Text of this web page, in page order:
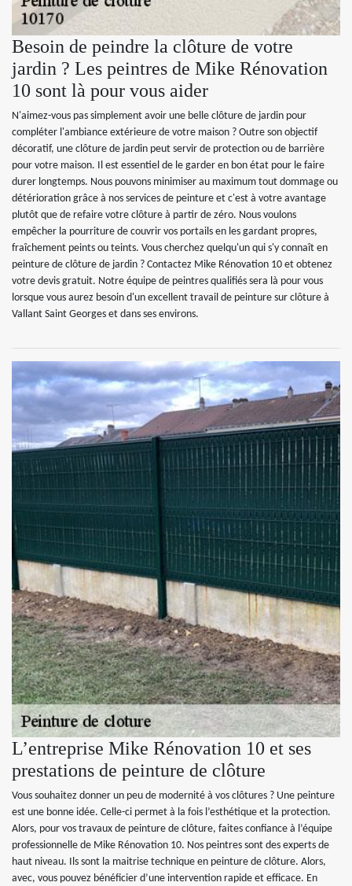
Besoin de peindre la clôture de votre
jardin ? Les peintres de Mike Rénovation
10 sont là pour vous aider
N'aimez-vous pas simplement avoir une belle clôture de jardin pour
compléter l'ambiance extérieure de votre maison ? Outre son objectif
décoratif, une clôture de jardin peut servir de protection ou de barrière
pour votre maison. Il est essentiel de le garder en bon état pour le faire
durer longtemps. Nous pouvons minimiser au maximum tout dommage ou
détérioration grâce à nos services de peinture et c'est à votre avantage
plutôt que de refaire votre clôture à partir de zéro. Nous voulons
empêcher la pourriture de couvrir vos portails en les gardant propres,
fraîchement peints ou teints. Vous cherchez quelqu'un qui s'y connaît en
peinture de clôture de jardin ? Contactez Mike Rénovation 10 et obtenez
votre devis gratuit. Notre équipe de peintres qualifiés sera là pour vous
lorsque vous aurez besoin d'un excellent travail de peinture sur clôture à
Vallant Saint Georges et dans ses environs.
L’entreprise Mike Rénovation 10 et ses
prestations de peinture de clôture
Vous souhaitez donner un peu de modernité à vos clôtures ? Une peinture
est une bonne idée. Celle-ci permet à la fois l’esthétique et la protection.
Alors, pour vos travaux de peinture de clôture, faites confiance à l’équipe
professionnelle de Mike Rénovation 10. Nos peintres sont des experts de
haut niveau. Ils sont la maitrise technique en peinture de clôture. Alors,
avec, vous pouvez bénéficier d’une intervention rapide et efficace. En